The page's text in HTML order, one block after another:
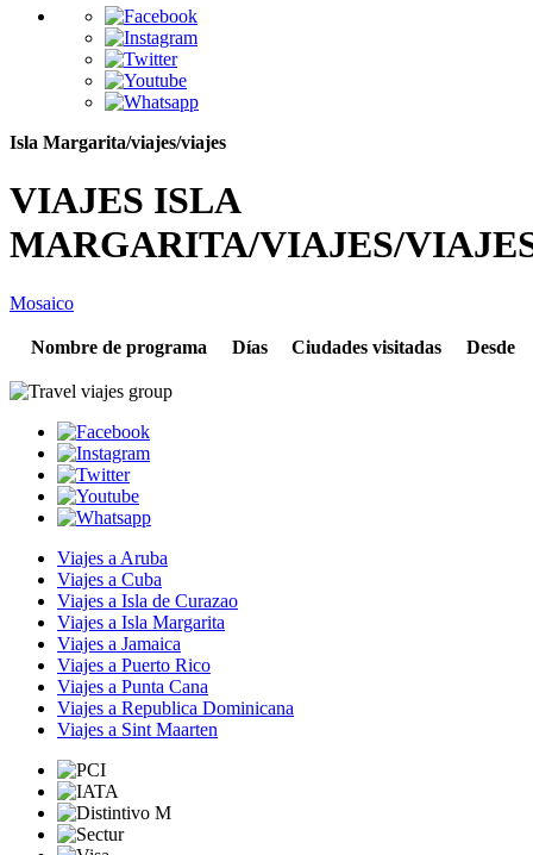
Isla Margarita/viajes/viajes
VIAJES ISLA
MARGARITA/VIAJES/
Mosaico
Nombre de programa Días Ciudades visitadas Desde
Viajes a Aruba
Viajes a Cuba
Viajes a Isla de Curazao
Viajes a Isla Margarita
Viajes a Jamaica
Viajes a Puerto Rico
Viajes a Punta Cana
Viajes a Republica Dominicana
Viajes a Sint Maarten